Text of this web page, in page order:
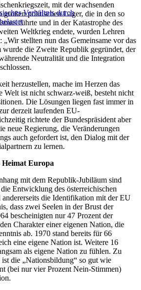
Verhältnis durch
mit der wachsenden
politischen Lager, die in den so
führte und in der Katastrophe des
Weltkrieg endete, wurden Lehren
„Wir stellten nun das Gemeinsame vor das
wurde die Zweite Republik gegründet, der
Neutralität und die Integration
herzustellen, mache im Herzen das
Welt ist nicht schwarz-weiß, besteht nicht
Die Lösungen liegen fast immer in
derzeit laufenden EU-
richtete der Bundespräsident aber
neue Regierung, die Veränderungen
auch gefordert ist, den Dialog mit der
zu lernen.
Europa
mit dem Republik-Jubiläum sind
Entwicklung des österreichischen
andererseits die Identifikation mit der EU
dass zwei Seelen in der Brust der
bescheinigten nur 47 Prozent der
Charakter einer eigenen Nation, die
ab. 1970 stand bereits für 66
eine eigene Nation ist. Weitere 16
als eigene Nation zu fühlen. Zu
die „Nationsbildung“ so gut wie
(bei nur vier Prozent Nein-Stimmen)